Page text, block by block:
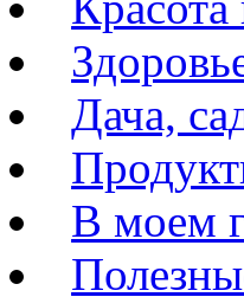
Дача,
В моем